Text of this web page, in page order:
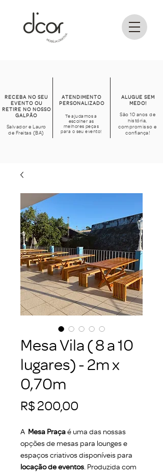
RECEBA NO SEU
EVENTO OU
RETIRE NO NOSSO
GALPÃO
Salvador e Lauro
de Freitas (BA)
ATENDIMENTO
PERSONALIZADO
Te ajudamos a
escolher as
melhores peças
para o seu evento!
ALUGUE SEM
MEDO!
São 10 anos de
história,
compromisso e
confiança!
Mesa Vila ( 8 a 10
lugares) - 2m x
0,70m
R$ 200,00
A Mesa Praçaé uma das nossas
opções de mesas para lounges e
espaços criativos disponíveis para
locação de eventos. Produzida com